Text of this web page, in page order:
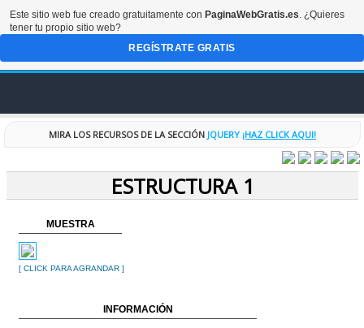
FORO
CODIGOS
MIRA LOS RECURSOS DE LA SECCIÓN JQUERY ¡HAZ CLICK AQUI!
ESTRUCTURA 1
MUESTRA
[ CLICK PARA AGRANDAR ]
INFORMACIÓN
Este sitio web fue creado gratuitamente con PaginaWebGratis.es. ¿Quieres
tener tu propio sitio web?
REGÍSTRATE GRATIS